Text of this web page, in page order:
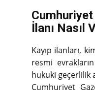
İlanı Nasıl
Kayıp ilanları,
resmi
hukuki geçerlilik
Cumhuriyet